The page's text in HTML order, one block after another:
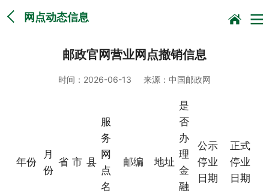
网点动态信息
邮政官网营业网点撤销信息
时间： 2026-06-13 来源： 中国邮政网
年份
月
份
省 市 县
服
务
网
点
名
邮编 地址
是
否
办
理
金
融
公示
停业
日期
正式
停业
日期